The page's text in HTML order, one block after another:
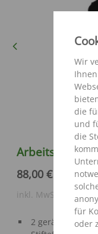
Wir
die
und
die
für
oder
Previous
Arbeitsweste
88,00 €
inkl. MwSt. zzgl.
2 geräumige